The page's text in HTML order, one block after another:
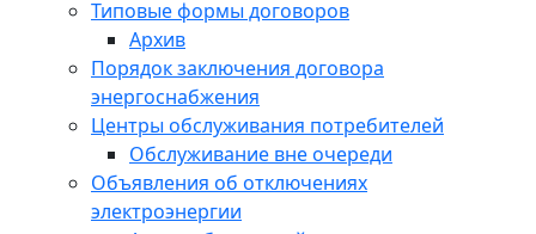
Типовые формы договоров
Архив
Порядок заключения договора
энергоснабжения
Центры обслуживания потребителей
Обслуживание вне очереди
Объявления об отключениях
электроэнергии